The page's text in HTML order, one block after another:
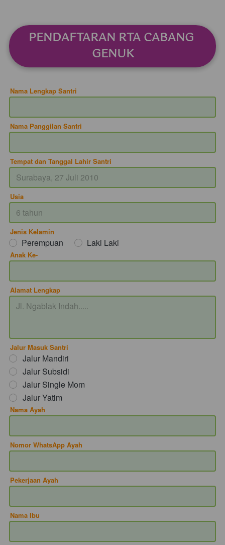
PENDAFTARAN RTA CABANG
GENUK
Nama Lengkap Santri
Nama Panggilan Santri
Tempat dan Tanggal Lahir Santri
Usia
Jenis Kelamin
Perempuan Laki Laki
Anak Ke-
Alamat Lengkap
Jalur Masuk Santri
Jalur Mandiri
Jalur Subsidi
Jalur Single Mom
Jalur Yatim
Nama Ayah
Nomor WhatsApp Ayah
Pekerjaan Ayah
Nama Ibu